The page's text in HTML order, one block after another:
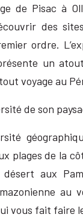
de Pisac à
des
ordre.
un
voyage au
de son
plages de la
aux
au
vous fait faire